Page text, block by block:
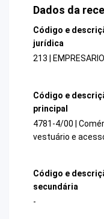
Dados da
Código e
jurídica
213 |
Código e
principal
4781-4/00 |
vestuário e
Código e
secundária
-